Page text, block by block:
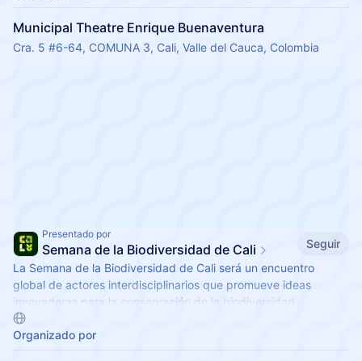
Municipal Theatre Enrique Buenaventura
Cra. 5 #6-64, COMUNA 3, Cali, Valle del Cauca, Colombia
Presentado por
Semana de la Biodiversidad de Cali
Seguir
La Semana de la Biodiversidad de Cali será un encuentro
global de actores interdisciplinarios que promueve ideas
innovadoras para la conservación de la biodiversidad.
Organizado por